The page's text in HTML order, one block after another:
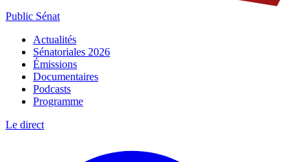
Public Sénat
Actualités
Sénatoriales 2026
Émissions
Documentaires
Podcasts
Programme
Le direct